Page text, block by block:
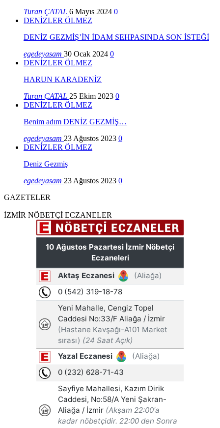
Turan ÇATAL 6 Mayıs 2024 0
DENİZLER ÖLMEZ
DENİZ GEZMİŞ’İN İDAM SEHPASINDA SON İSTEĞİ
egedeyasam 30 Ocak 2024 0
DENİZLER ÖLMEZ
HARUN KARADENİZ
Turan ÇATAL 25 Ekim 2023 0
DENİZLER ÖLMEZ
Benim adım DENİZ GEZMİŞ…
egedeyasam 23 Ağustos 2023 0
DENİZLER ÖLMEZ
Deniz Gezmiş
egedeyasam 23 Ağustos 2023 0
GAZETELER
İZMİR NÖBETÇİ ECZANELER